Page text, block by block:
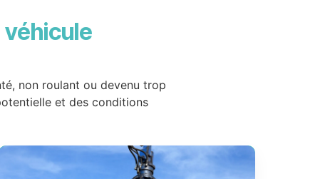
non roulant ou devenu trop
et des conditions